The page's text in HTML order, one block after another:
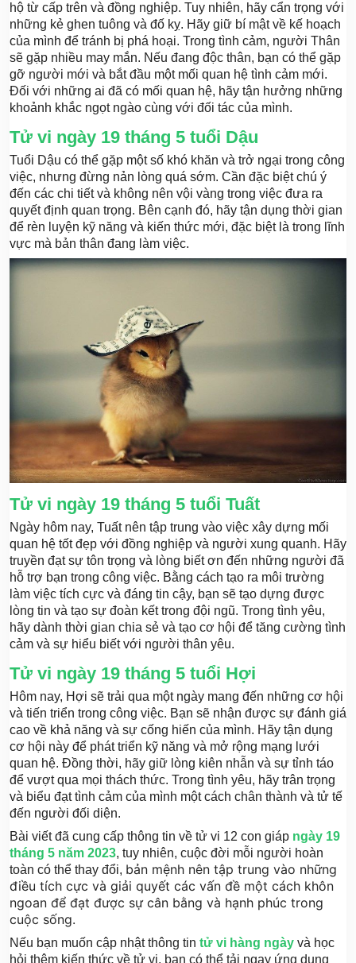
hộ từ cấp trên và đồng nghiệp. Tuy nhiên, hãy cẩn trọng với
những kẻ ghen tuông và đố kỵ. Hãy giữ bí mật về kế hoạch
của mình để tránh bị phá hoại. Trong tình cảm, người Thân
sẽ gặp nhiều may mắn. Nếu đang độc thân, bạn có thể gặp
gỡ người mới và bắt đầu một mối quan hệ tình cảm mới.
Đối với những ai đã có mối quan hệ, hãy tận hưởng những
khoảnh khắc ngọt ngào cùng với đối tác của mình.
Tử vi ngày 19 tháng 5 tuổi Dậu
Tuổi Dậu có thể gặp một số khó khăn và trở ngại trong công
việc, nhưng đừng nản lòng quá sớm. Cần đặc biệt chú ý
đến các chi tiết và không nên vội vàng trong việc đưa ra
quyết định quan trọng. Bên cạnh đó, hãy tận dụng thời gian
để rèn luyện kỹ năng và kiến thức mới, đặc biệt là trong lĩnh
vực mà bản thân đang làm việc.
Tử vi ngày 19 tháng 5 tuổi Tuất
Ngày hôm nay, Tuất nên tập trung vào việc xây dựng mối
quan hệ tốt đẹp với đồng nghiệp và người xung quanh. Hãy
truyền đạt sự tôn trọng và lòng biết ơn đến những người đã
hỗ trợ bạn trong công việc. Bằng cách tạo ra môi trường
làm việc tích cực và đáng tin cậy, bạn sẽ tạo dựng được
lòng tin và tạo sự đoàn kết trong đội ngũ. Trong tình yêu,
hãy dành thời gian chia sẻ và tạo cơ hội để tăng cường tình
cảm và sự hiểu biết với người thân yêu.
Tử vi ngày 19 tháng 5 tuổi Hợi
Hôm nay, Hợi sẽ trải qua một ngày mang đến những cơ hội
và tiến triển trong công việc. Bạn sẽ nhận được sự đánh giá
cao về khả năng và sự cống hiến của mình. Hãy tận dụng
cơ hội này để phát triển kỹ năng và mở rộng mạng lưới
quan hệ. Đồng thời, hãy giữ lòng kiên nhẫn và sự tỉnh táo
để vượt qua mọi thách thức. Trong tình yêu, hãy trân trọng
và biểu đạt tình cảm của mình một cách chân thành và tử tế
đến người đối diện.
Bài viết đã cung cấp thông tin về tử vi 12 con giáp ngày 19
tháng 5 năm 2023, tuy nhiên, cuộc đời mỗi người hoàn
toàn có thể thay đổi, bản mệnh nên tập trung vào những
điều tích cực và giải quyết các vấn đề một cách khôn
ngoan để đạt được sự cân bằng và hạnh phúc trong
cuộc sống.
Nếu bạn muốn cập nhật thông tin tử vi hàng ngày và học
hỏi thêm kiến thức về tử vi, bạn có thể tải ngay ứng dụng